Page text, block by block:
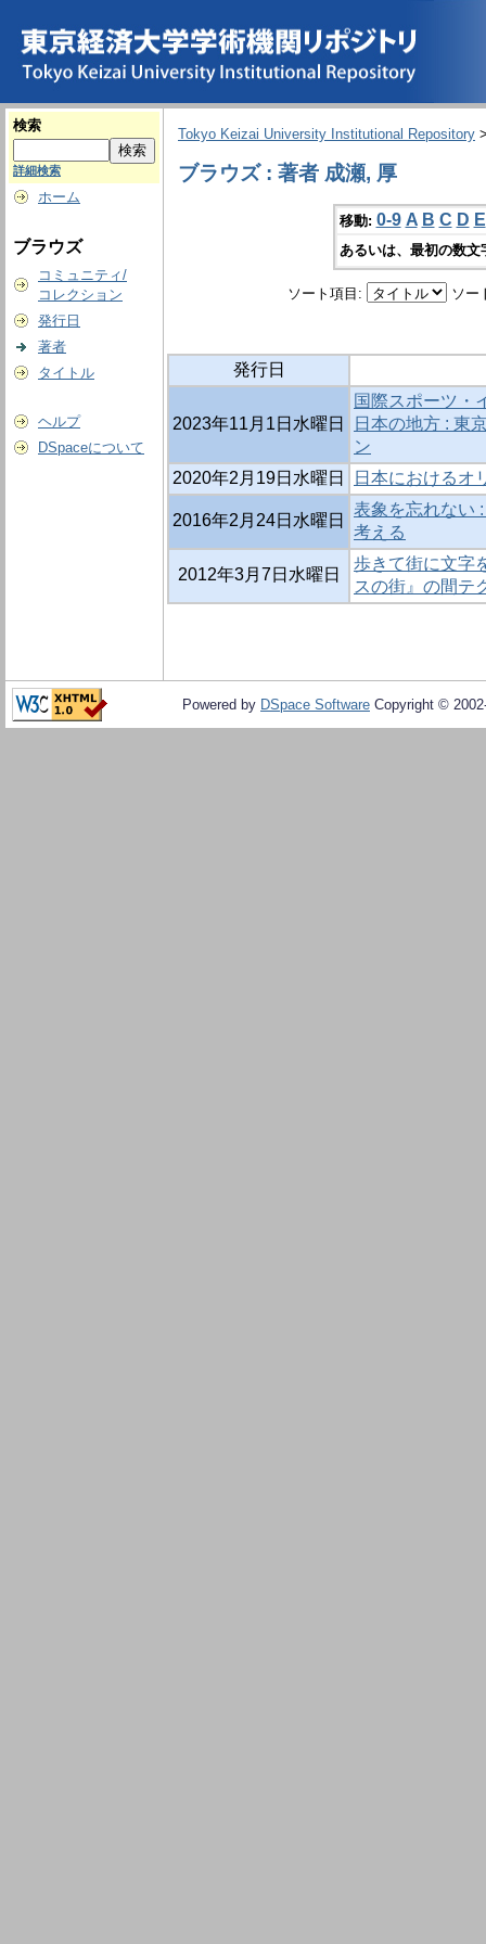
検索
詳細検索
ホーム
ブラウズ
コミュニティ/
コレクション
発行日
著者
タイトル
ヘルプ
DSpaceについて
Tokyo Keizai University Institutional Repository
ブラウズ : 著者 成瀬, 厚
移動: 0-9 A B C D E
あるいは、最初の数
ソート項目: ソー
発行日
2023年11月1日水曜日
国際スポーツ・
日本の地方 : 東
ン
2020年2月19日水曜日
日本におけるオ
2016年2月24日水曜日
表象を忘れない
考える
2012年3月7日水曜日
歩きて街に文字
スの街』の間テ
Powered by DSpace Software Copyright ©